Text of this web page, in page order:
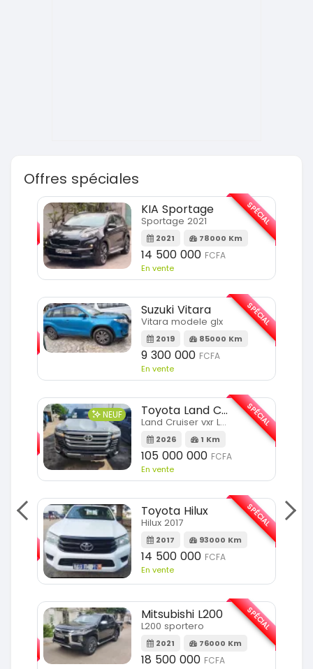
Offres spéciales
SPÉCIAL
KIA Sportage
Sportage 2021
2021 78000 Km
14 500 000 FCFA
En vente
SPÉCIAL
Suzuki Vitara
Vitara modele glx
2019 85000 Km
9 300 000 FCFA
En vente
SPÉCIAL
NEUF Toyota Land Cruiser
Land Cruiser vxr LC300
2026 1 Km
105 000 000 FCFA
En vente
SPÉCIAL
Toyota Hilux
Hilux 2017
2017 93000 Km
14 500 000 FCFA
En vente
SPÉCIAL
Mitsubishi L200
L200 sportero
2021 76000 Km
18 500 000 FCFA
SPÉCIAL